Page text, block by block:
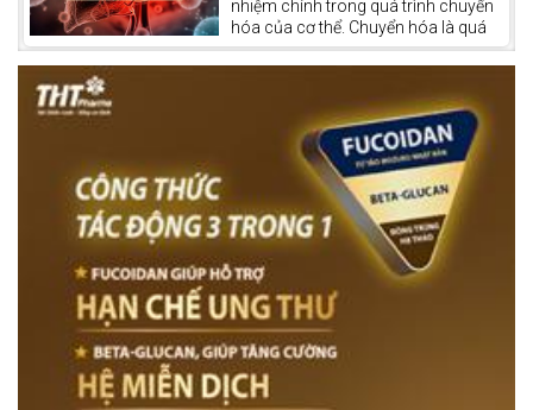
nhiệm chính trong quá trình chuyển
hóa của cơ thể. Chuyển hóa là quá
trình cơ thể chuyển đổi thức ăn, chất
dinh dưỡng thành năng lượng và các
còn được xem như một “nhà máy xử
lý hóa chất” của cơ thể, giúp thải độc
tố và tổng hợp các chất quan trọng
như dịch mật, glycogen và protein
huyết tương.